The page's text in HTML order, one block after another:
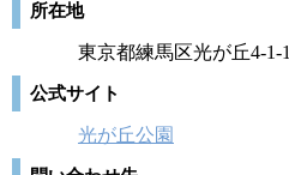
所在地
東京都練馬区光が丘4-1-1
公式サイト
光が丘公園